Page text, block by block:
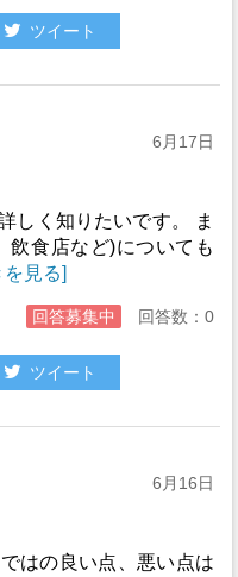
ツイート
6月17日
しく知りたいです。 ま
飲食店など)についても
を見る]
回答募集中 回答数：0
ツイート
6月16日
はの良い点、悪い点は